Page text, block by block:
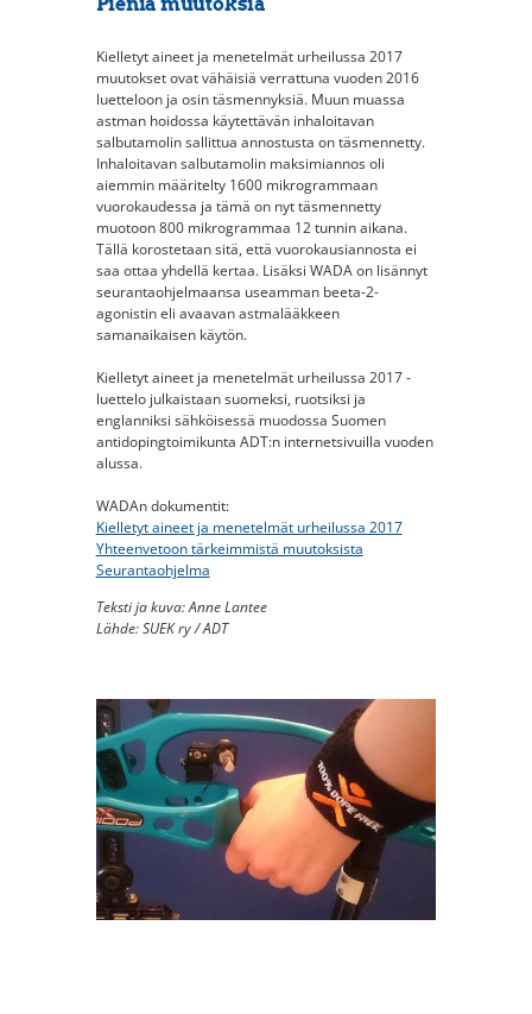
Kielletyt aineet ja menetelmät urheilussa 2017
muutokset ovat vähäisiä verrattuna vuoden 2016
luetteloon ja osin täsmennyksiä. Muun muassa
astman hoidossa käytettävän inhaloitavan
salbutamolin sallittua annostusta on täsmennetty.
Inhaloitavan salbutamolin maksimiannos oli
aiemmin määritelty 1600 mikrogrammaan
vuorokaudessa ja tämä on nyt täsmennetty
muotoon 800 mikrogrammaa 12 tunnin aikana.
Tällä korostetaan sitä, että vuorokausiannosta ei
saa ottaa yhdellä kertaa. Lisäksi WADA on lisännyt
seurantaohjelmaansa useamman beeta-2-
agonistin eli avaavan astmalääkkeen
samanaikaisen käytön.
Kielletyt aineet ja menetelmät urheilussa 2017 -
luettelo julkaistaan suomeksi, ruotsiksi ja
englanniksi sähköisessä muodossa Suomen
antidopingtoimikunta ADT:n internetsivuilla vuoden
alussa.
WADAn dokumentit:
Kielletyt aineet ja menetelmät urheilussa 2017
Yhteenvetoon tärkeimmistä muutoksista
Seurantaohjelma
Teksti ja kuva: Anne Lantee
Lähde: SUEK ry / ADT